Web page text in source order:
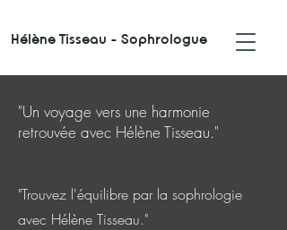
Hélène Tisseau - Sophrologue
"Un voyage vers une harmonie
retrouvée avec Hélène Tisseau."
"Trouvez l'équilibre par la sophrologie
avec Hélène Tisseau."